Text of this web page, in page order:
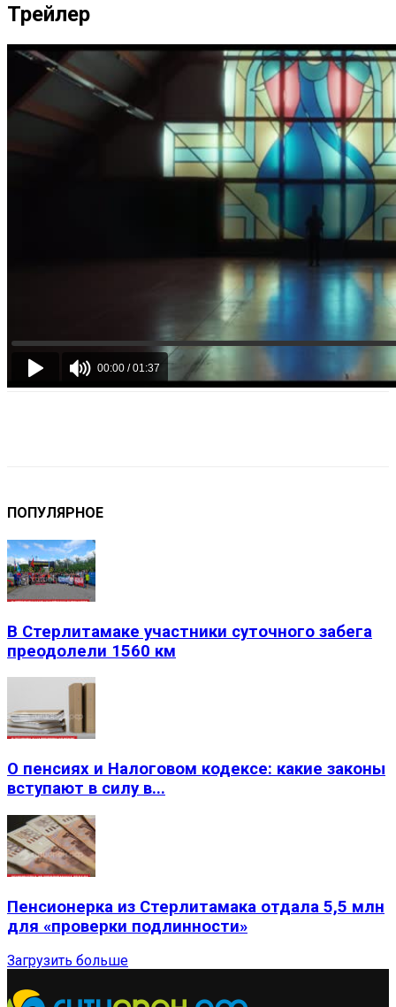
Трейлер
ПОПУЛЯРНОЕ
В Стерлитамаке участники суточного забега
преодолели 1560 км
О пенсиях и Налоговом кодексе: какие законы
вступают в силу в...
Пенсионерка из Стерлитамака отдала 5,5 млн
для «проверки подлинности»
Загрузить больше